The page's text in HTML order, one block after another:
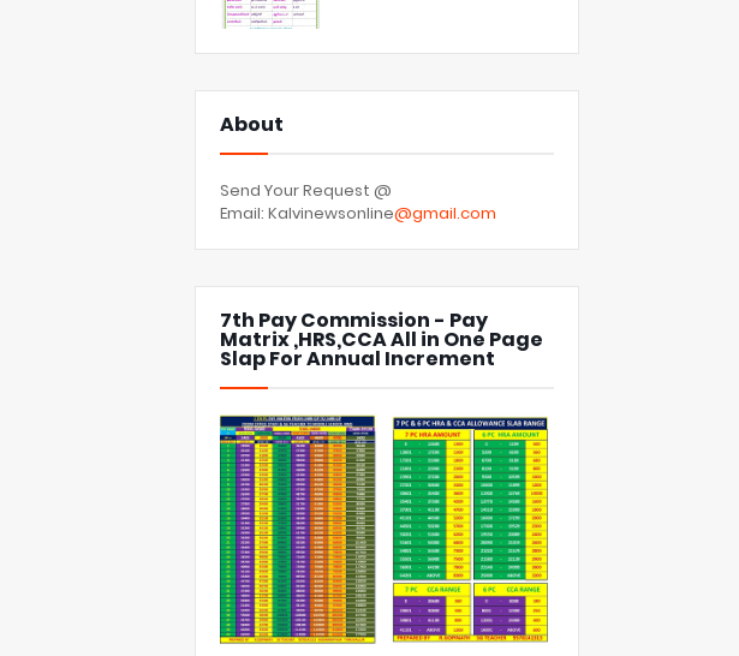
About
Send Your Request @
Email: Kalvinewsonline@gmail.com
7th Pay Commission - Pay
Matrix ,HRS,CCA All in One Page
Slap For Annual Increment